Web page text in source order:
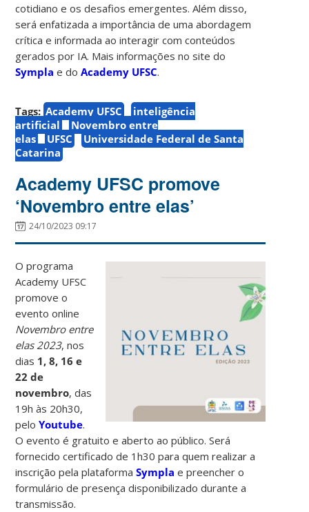
cotidiano e os desafios emergentes. Além disso,
será enfatizada a importância de uma abordagem
crítica e informada ao interagir com conteúdos
gerados por IA. Mais informações no site do
Sympla e doAcademy UFSC.
Tags: Academy UFSC
inteligência
artificial
Novembro entre
elas
UFSC
Universidade Federal de Santa
Catarina
Academy UFSC promove
‘Novembro entre elas’
24/10/2023 09:17
O programa
Academy UFSC
promove o
evento online
Novembro entre
elas 2023, nos
dias 1, 8, 16 e
22 de
novembro, das
19h às 20h30,
peloYoutube.
O evento é gratuito e aberto ao público. Será
fornecido certificado de 1h30 para quem realizar a
inscrição pela plataforma Sympla e preencher o
formulário de presença disponibilizado durante a
transmissão.